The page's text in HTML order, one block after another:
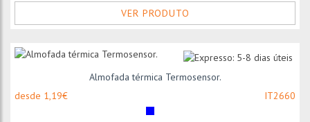
VER PRODUTO
Almofada térmica Termosensor.
desde 1,19€
IT2660